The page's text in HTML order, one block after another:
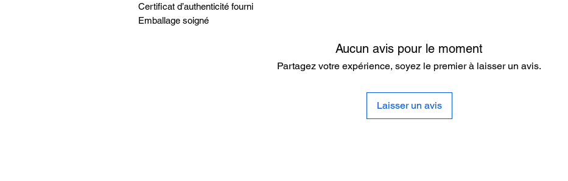
Certificat d’authenticité fourni
Emballage soigné
Aucun avis pour le moment
Partagez votre expérience, soyez le premier à laisser un avis.
Laisser un avis